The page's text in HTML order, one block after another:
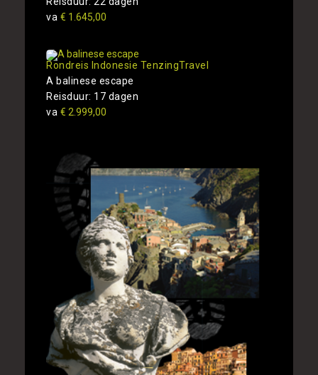
va € 1.645,00
Rondreis Indonesie TenzingTravel
A balinese escape
Reisduur: 17 dagen
va € 2.999,00